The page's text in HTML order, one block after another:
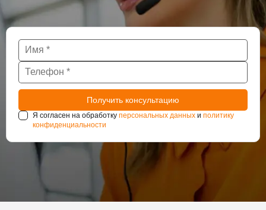
Я согласен на обработку персональных данных и политику
конфиденциальности